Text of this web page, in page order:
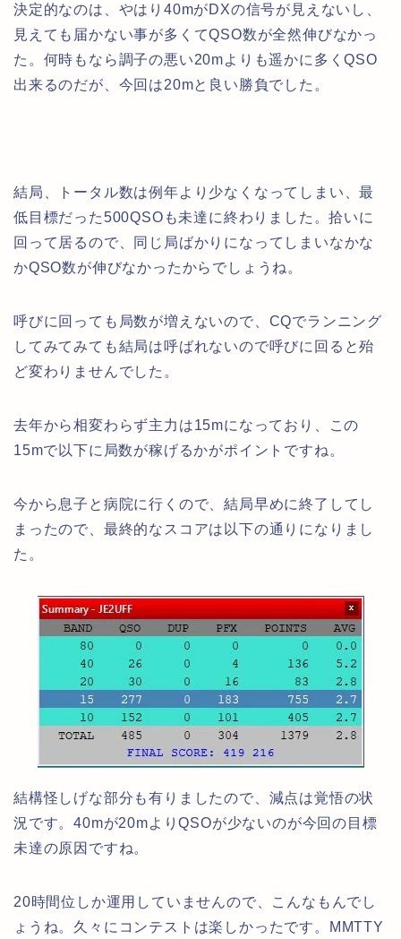
決定的なのは、やはり40mがDXの信号が見えないし、
見えても届かない事が多くてQSO数が全然伸びなかっ
た。何時もなら調子の悪い20mよりも遥かに多くQSO
出来るのだが、今回は20mと良い勝負でした。
結局、トータル数は例年より少なくなってしまい、最
低目標だった500QSOも未達に終わりました。拾いに
回って居るので、同じ局ばかりになってしまいなかな
かQSO数が伸びなかったからでしょうね。
呼びに回っても局数が増えないので、CQでランニング
してみてみても結局は呼ばれないので呼びに回ると殆
ど変わりませんでした。
去年から相変わらず主力は15mになっており、この
15mで以下に局数が稼げるかがポイントですね。
今から息子と病院に行くので、結局早めに終了してし
まったので、最終的なスコアは以下の通りになりまし
た。
結構怪しげな部分も有りましたので、減点は覚悟の状
況です。40mが20mよりQSOが少ないのが今回の目標
未達の原因ですね。
20時間位しか運用していませんので、こんなもんでし
ょうね。久々にコンテストは楽しかったです。MMTTY